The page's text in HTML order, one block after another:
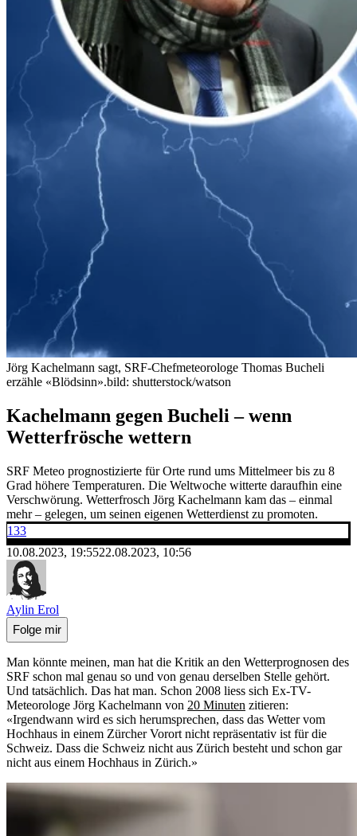
Jörg Kachelmann sagt, SRF-Chefmeteorologe Thomas Bucheli
erzähle «Blödsinn».bild: shutterstock/watson
Kachelmann gegen Bucheli – wenn
Wetterfrösche wettern
SRF Meteo prognostizierte für Orte rund ums Mittelmeer bis zu 8
Grad höhere Temperaturen. Die Weltwoche witterte daraufhin eine
Verschwörung. Wetterfrosch Jörg Kachelmann kam das – einmal
mehr – gelegen, um seinen eigenen Wetterdienst zu promoten.
133
10.08.2023, 19:5522.08.2023, 10:56
Aylin Erol
Folge mir
Man könnte meinen, man hat die Kritik an den Wetterprognosen des
SRF schon mal genau so und von genau derselben Stelle gehört.
Und tatsächlich. Das hat man. Schon 2008 liess sich Ex-TV-
Meteorologe Jörg Kachelmann von 20 Minuten zitieren:
«Irgendwann wird es sich herumsprechen, dass das Wetter vom
Hochhaus in einem Zürcher Vorort nicht repräsentativ ist für die
Schweiz. Dass die Schweiz nicht aus Zürich besteht und schon gar
nicht aus einem Hochhaus in Zürich.»